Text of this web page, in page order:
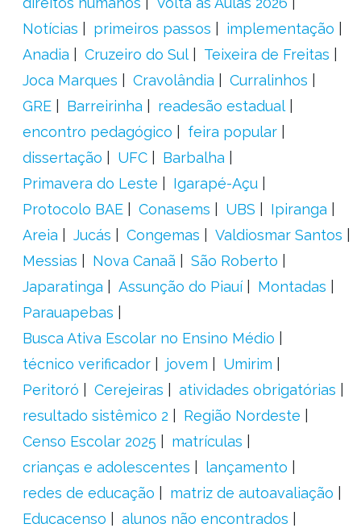
Notícias
primeiros passos
implementação
Anadia
Cruzeiro do Sul
Teixeira de Freitas
Joca Marques
Cravolândia
Curralinhos
GRE
Barreirinha
readesão estadual
encontro pedagógico
feira popular
dissertação
UFC
Barbalha
Primavera do Leste
Igarapé-Açu
Protocolo BAE
Conasems UBS
Ipiranga
Areia
Jucás Congemas
Valdiosmar Santos
Messias
Nova Canaã
São Roberto
Japaratinga
Assunção do Piauí
Montadas
Parauapebas
Busca Ativa Escolar no Ensino Médio
técnico verificador
jovem
Umirim
Peritoró
Cerejeiras
atividades obrigatórias
resultado sistêmico 2
Região Nordeste
Censo Escolar 2025
matrículas
crianças e adolescentes
lançamento
redes de educação
matriz de autoavaliação
Educacenso
alunos não encontrados